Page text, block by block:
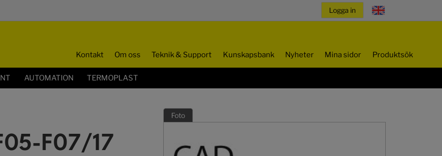
Kontakt Om oss Teknik & Support Kunskapsbank Nyheter Mina sidor Produktsök
AUTOMATION TERMOPLAST
F07/17
Foto